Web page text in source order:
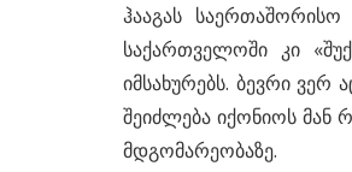
ჰააგას საერთაშორისო
საქართველოში კი
იმსახურებს. ბევრი
შეიძლება იქონიოს მან
მდგომარეობაზე.